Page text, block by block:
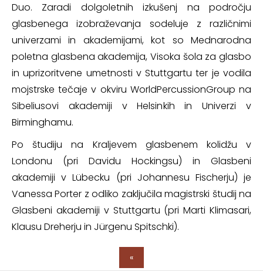
Duo. Zaradi dolgoletnih izkušenj na področju
glasbenega izobraževanja sodeluje z različnimi
univerzami in akademijami, kot so Mednarodna
poletna glasbena akademija, Visoka šola za glasbo
in uprizoritvene umetnosti v Stuttgartu ter je vodila
mojstrske tečaje v okviru WorldPercussionGroup na
Sibeliusovi akademiji v Helsinkih in Univerzi v
Birminghamu.
Po študiju na Kraljevem glasbenem kolidžu v
Londonu (pri Davidu Hockingsu) in Glasbeni
akademiji v Lübecku (pri Johannesu Fischerju) je
Vanessa Porter z odliko zaključila magistrski študij na
Glasbeni akademiji v Stuttgartu (pri Marti Klimasari,
Klausu Dreherju in Jürgenu Spitschki).
«